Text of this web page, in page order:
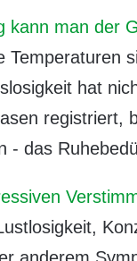
kann man der
hat
registriert,
- das